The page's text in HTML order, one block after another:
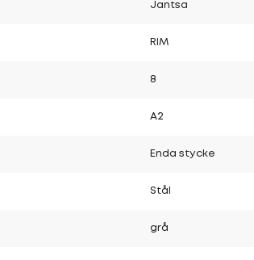
Jantsa
RIM
8
A2
Enda stycke
Stål
grå